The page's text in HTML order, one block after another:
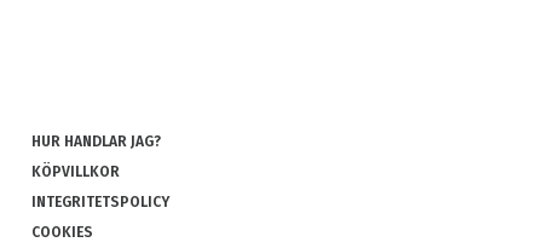
HUR HANDLAR JAG?
KÖPVILLKOR
INTEGRITETSPOLICY
COOKIES